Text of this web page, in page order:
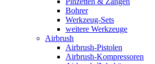
Bohrer
Werkzeug-Sets
weitere Werkzeuge
Airbrush
Airbrush-Pistolen
Airbrush-Kompressoren